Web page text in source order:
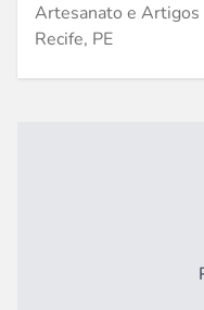
Artesanato e Artigos
Recife, PE